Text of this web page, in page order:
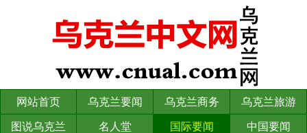
网站首页 乌克兰要闻 乌克兰商务 乌克兰旅游
图说乌克兰 名人堂 国际要闻 中国要闻